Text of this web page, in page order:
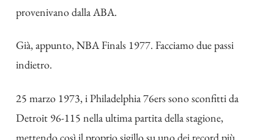
provenivano dalla ABA.
Già, appunto, NBA Finals 1977. Facciamo due passi
indietro.
25 marzo 1973, i Philadelphia 76ers sono sconfitti da
Detroit 96-115 nella ultima partita della stagione,
mettendo così il proprio sigillo su uno dei record più